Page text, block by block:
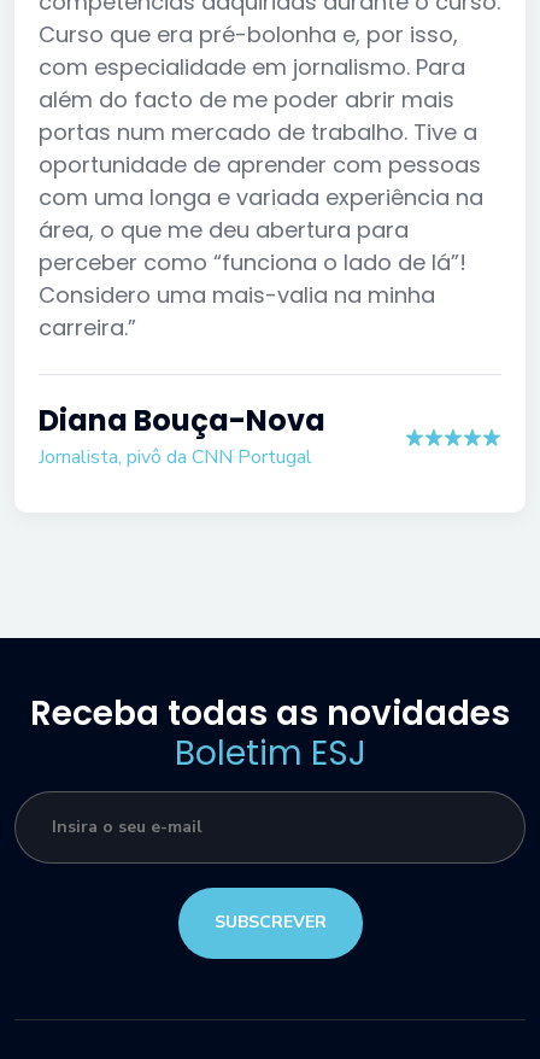
Curso que era pré-bolonha e, por isso,
com especialidade em jornalismo. Para
além do facto de me poder abrir mais
portas num mercado de trabalho. Tive a
oportunidade de aprender com pessoas
com uma longa e variada experiência na
área, o que me deu abertura para
perceber como “funciona o lado de lá”!
Considero uma mais-valia na minha
carreira.”
Diana Bouça-Nova
Jornalista, pivô da CNN Portugal
Receba todas as novidades
Boletim ESJ
SUBSCREVER